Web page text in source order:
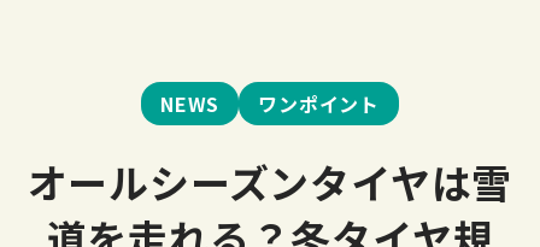
NEWS ワンポイント
オールシーズンタイヤは雪